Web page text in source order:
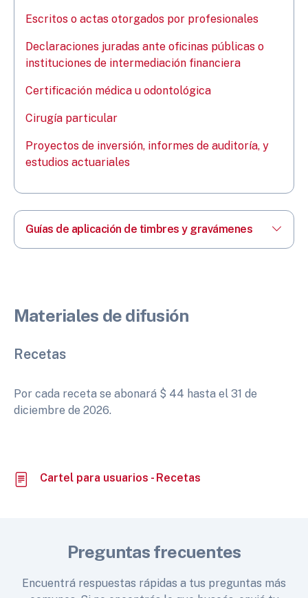
Escritos o actas otorgados por profesionales
Declaraciones juradas ante oficinas públicas o
instituciones de intermediación financiera
Certificación médica u odontológica
Cirugía particular
Proyectos de inversión, informes de auditoría, y
estudios actuariales
Guías de aplicación de timbres y gravámenes
Materiales de difusión
Recetas
Por cada receta se abonará $ 44 hasta el 31 de
diciembre de 2026.
Cartel para usuarios - Recetas
Preguntas frecuentes
Encuentrá respuestas rápidas a tus preguntas más